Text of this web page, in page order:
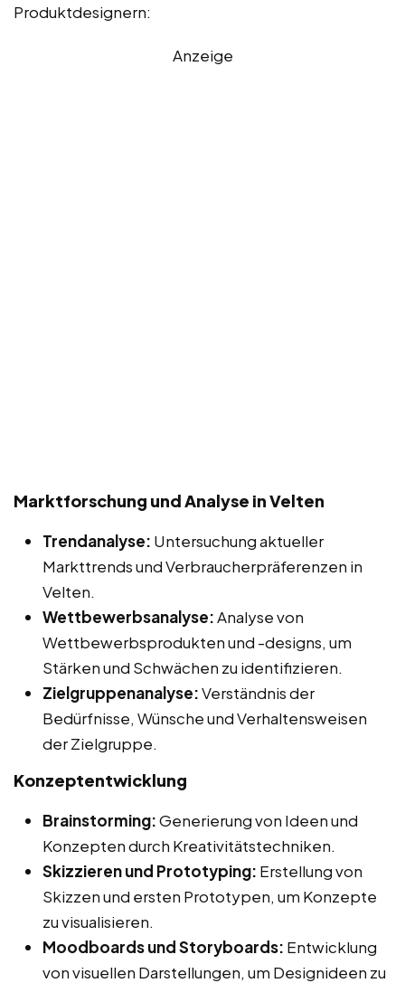
Produktdesignern:
Anzeige
Marktforschung und Analyse in Velten
Trendanalyse: Untersuchung aktueller
Markttrends und Verbraucherpräferenzen in
Velten.
Wettbewerbsanalyse:Analyse von
Wettbewerbsprodukten und -designs, um
Stärken und Schwächen zu identifizieren.
Zielgruppenanalyse:Verständnis der
Bedürfnisse, Wünsche und Verhaltensweisen
der Zielgruppe.
Konzeptentwicklung
Brainstorming:Generierung von Ideen und
Konzepten durch Kreativitätstechniken.
Skizzieren und Prototyping: Erstellung von
Skizzen und ersten Prototypen, um Konzepte
zu visualisieren.
Moodboards und Storyboards: Entwicklung
von visuellen Darstellungen, um Designideen zu